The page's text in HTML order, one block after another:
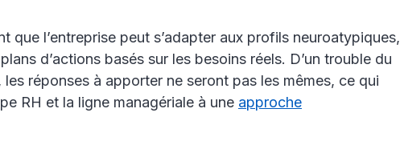
que l’entreprise peut s’adapter aux profils neuroatypiques,
d’actions basés sur les besoins réels. D’un trouble du
les réponses à apporter ne seront pas les mêmes, ce qui
RH et la ligne managériale à une approche